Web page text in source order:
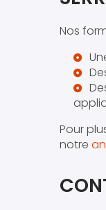
Nos
Pour
notre